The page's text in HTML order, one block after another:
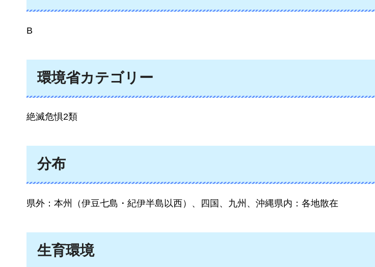
B
環境省カテゴリー
絶滅危惧2類
分布
県外：本州（伊豆七島・紀伊半島以西）、四国、九州、沖縄県内：各地散在
生育環境